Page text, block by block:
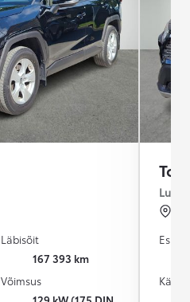
Läbisõit
167 393 km
Võimsus